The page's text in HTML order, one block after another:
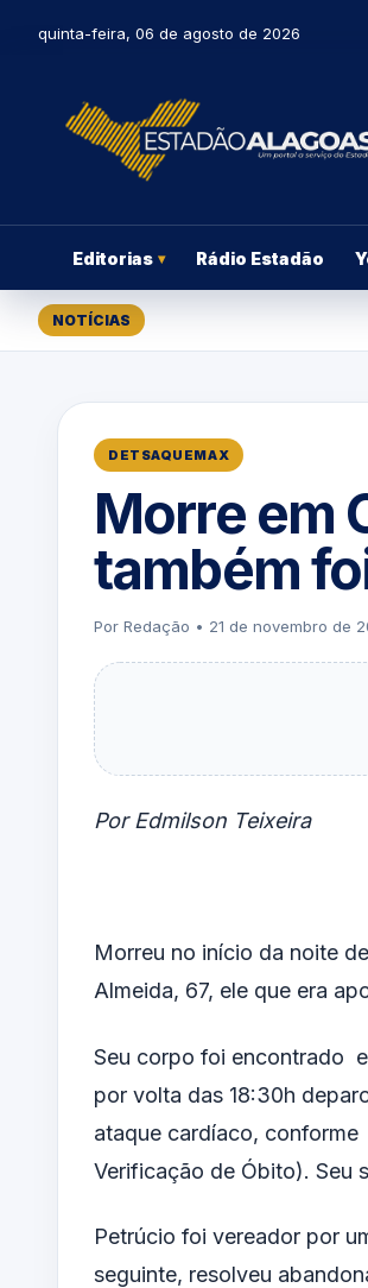
quinta-feira, 06 de agosto de 2026
Editorias ▾ Rádio Estadão
NOTÍCIAS
DETSAQUEMAX
Morre em
também
Por Redação • 21 de novembro de
Por Edmilson Teixeira
Morreu no início da noite
Almeida, 67, ele que era
Seu corpo foi encontrado
por volta das 18:30h
ataque cardíaco,
Verificação de Óbito). Seu
Petrúcio foi vereador por
seguinte, resolveu